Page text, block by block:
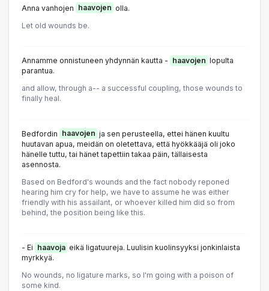
Anna vanhojen haavojen olla.
Let old wounds be.
Annamme onnistuneen yhdynnän kautta - haavojen lopulta
parantua.
and allow, through a-- a successful coupling, those wounds to
finally heal.
Bedfordin haavojen ja sen perusteella, ettei hänen kuultu
huutavan apua, meidän on oletettava, että hyökkääjä oli joko
hänelle tuttu, tai hänet tapettiin takaa päin, tällaisesta
asennosta.
Based on Bedford's wounds and the fact nobody reponed
hearing him cry for help, we have to assume he was either
friendly with his assailant, or whoever killed him did so from
behind, the position being like this.
- Ei haavoja eikä ligatuureja. Luulisin kuolinsyyksi jonkinlaista
myrkkyä.
No wounds, no ligature marks, so I'm going with a poison of
some kind.